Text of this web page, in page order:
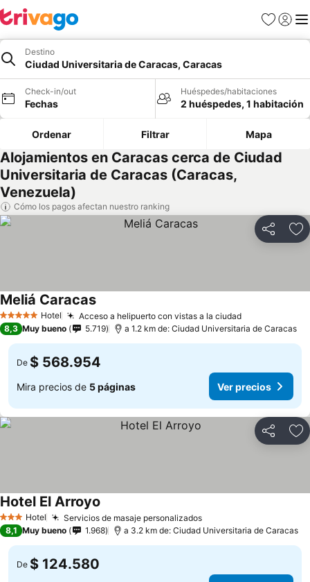
Favoritos
Iniciar
Destino
Ciudad Universitaria de Caracas, Caracas
Check-in/out
Fechas
Huéspedes/habitaciones
2 huéspedes, 1 habitación
Ordenar Filtrar Mapa
Alojamientos en Caracas cerca de Ciudad
Universitaria de Caracas (Caracas,
Venezuela)
Cómo los pagos afectan nuestro ranking
Compartir
5 Estrellas Hotel Acceso a helipuerto con vistas a la ciudad
Meliá Caracas
8,3 Muy bueno 5.719 a 1.2 km de: Ciudad Universitaria de Caracas
De $ 568.954
Mira precios de 5 páginas Ver precios
Compartir
3 Estrellas
Hotel Servicios de masaje personalizados
Hotel El Arroyo
8,1 Muy bueno 1.968 a 3.2 km de: Ciudad Universitaria de Caracas
De $ 124.580